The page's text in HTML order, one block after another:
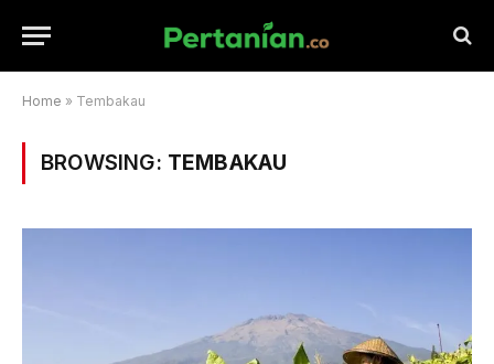
Home » Tembakau
BROWSING: TEMBAKAU